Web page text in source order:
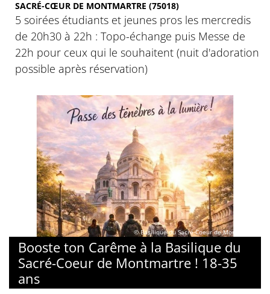
SACRÉ-CŒUR DE MONTMARTRE (75018)
5 soirées étudiants et jeunes pros les mercredis
de 20h30 à 22h : Topo-échange puis Messe de
22h pour ceux qui le souhaitent (nuit d'adoration
possible après réservation)
© Basilique du Sacré-Coeur de Montmartre
Booste ton Carême à la Basilique du
Sacré-Coeur de Montmartre ! 18-35
ans